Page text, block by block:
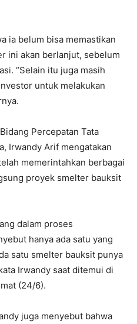
ia belum bisa memastikan
ini akan berlanjut, sebelum
“Selain itu juga masih
untuk melakukan
Bidang Percepatan Tata
Irwandy Arif mengatakan
memerintahkan berbagai
proyek smelter bauksit
dalam proses
hanya ada satu yang
satu smelter bauksit punya
Irwandy saat ditemui di
(24/6).
juga menyebut bahwa